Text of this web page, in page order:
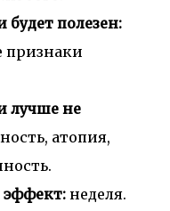
полезен:
признаки
лучше не
атопия,
эффект: неделя.